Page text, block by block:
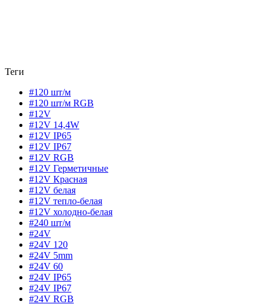
Теги
#120 шт/м
#120 шт/м RGB
#12V
#12V 14,4W
#12V IP65
#12V IP67
#12V RGB
#12V Герметичные
#12V Красная
#12V белая
#12V тепло-белая
#12V холодно-белая
#240 шт/м
#24V
#24V 120
#24V 5mm
#24V 60
#24V IP65
#24V IP67
#24V RGB